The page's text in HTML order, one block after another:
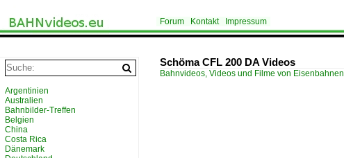
Forum Kontakt Impressum
Schöma CFL 200 DA Videos
Bahnvideos, Videos und Filme von Eisenbahnen
Argentinien
Australien
Bahnbilder-Treffen
Belgien
China
Costa Rica
Dänemark